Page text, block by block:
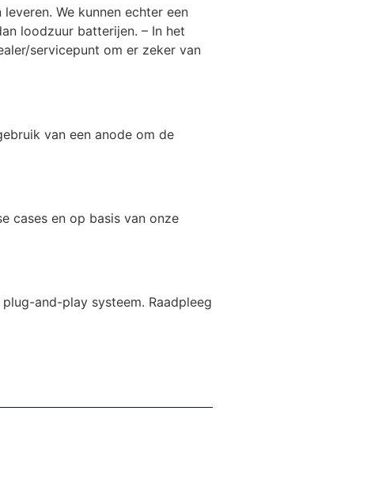
We kunnen echter een
loodzuur batterijen. – In het
servicepunt om er zeker van
van een anode om de
cases en op basis van onze
and-play systeem. Raadpleeg